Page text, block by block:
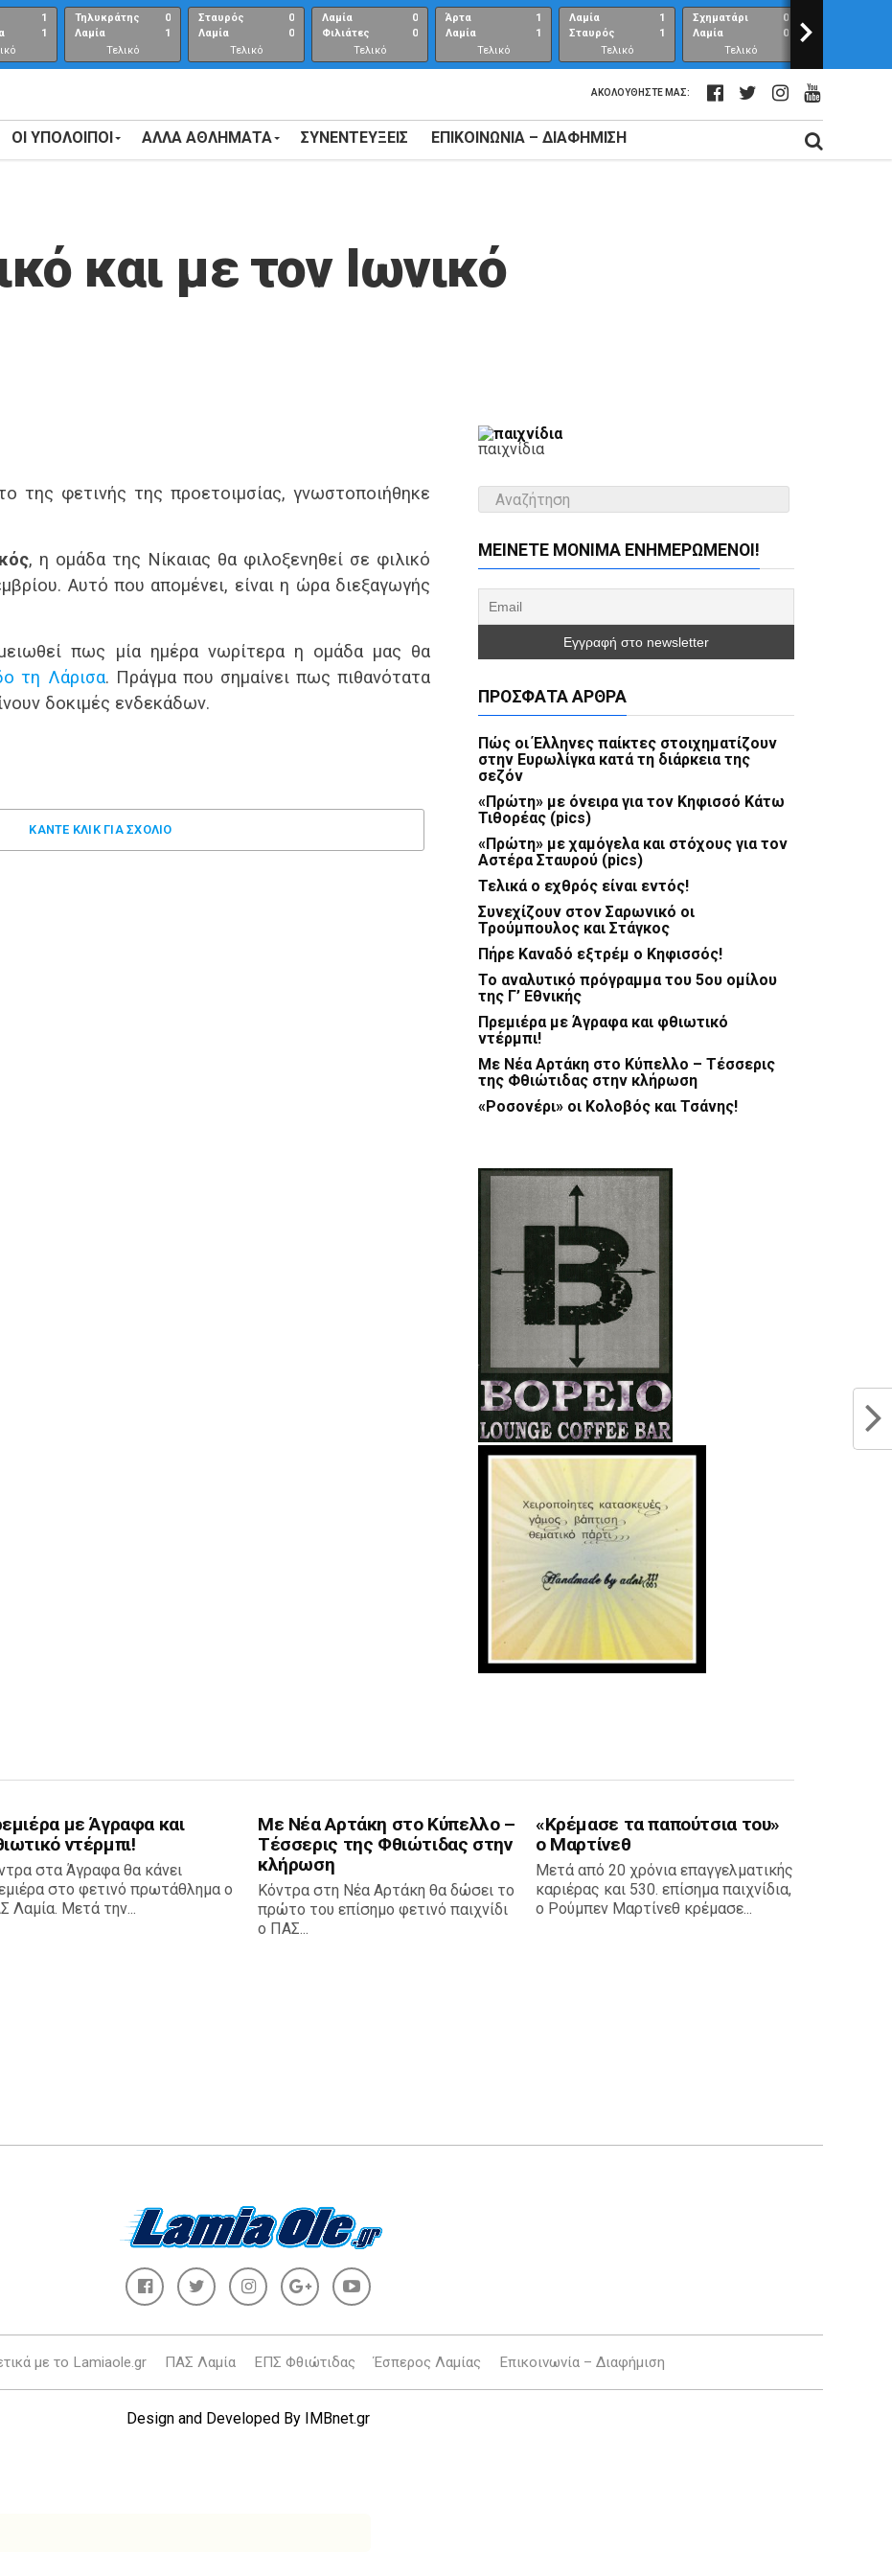
1
1
Τηλυκράτης
Λαμία
0
1
Τελικό
αποτέλεσμα
Σταυρός
Λαμία
0
0
Τελικό
αποτέλεσμα
Λαμία
Φιλιάτες
0
0
Τελικό
Αποτέλεσμα
Άρτα
Λαμία
1
1
Τελικό
αποτέλεσμα
Λαμία
Σταυρός
1
1
Τελικό
αποτέλεσμα
Σχηματάρι
Λαμία
0
0
Τελικό
αποτέλεσμα
>
ΑΚΟΛΟΥΘΉΣΤΕ ΜΑΣ:
ΟΙ ΥΠΟΛΟΙΠΟΙ ΑΛΛΑ ΑΘΛΗΜΑΤΑ ΣΥΝΕΝΤΕΎΞΕΙΣ ΕΠΙΚΟΙΝΩΝΊΑ – ΔΙΑΦΉΜΙΣΗ
και με τον Ιωνικό
της φετινής της προετοιμσίας, γνωστοποιήθηκε
, η ομάδα της Νίκαιας θα φιλοξενηθεί σε φιλικό
Αυτό που απομένει, είναι η ώρα διεξαγωγής
πως μία ημέρα νωρίτερα η ομάδα μας θα
τη Λάρισα. Πράγμα που σημαίνει πως πιθανότατα
δοκιμές ενδεκάδων.
ΚΑΝΤΕ ΚΛΊΚ ΓΙΑ ΣΧΌΛΙΟ
παιχνίδια
ΜΕΊΝΕΤΕ ΜΌΝΙΜΑ ΕΝΗΜΕΡΏΜΕΝΟΙ!
ΠΡΌΣΦΑΤΑ ΆΡΘΡΑ
Πώς οι Έλληνες παίκτες στοιχηματίζουν
στην Ευρωλίγκα κατά τη διάρκεια της
σεζόν
«Πρώτη» με όνειρα για τον Κηφισσό Κάτω
Τιθορέας (pics)
«Πρώτη» με χαμόγελα και στόχους για τον
Αστέρα Σταυρού (pics)
Τελικά ο εχθρός είναι εντός!
Συνεχίζουν στον Σαρωνικό οι
Τρούμπουλος και Στάγκος
Πήρε Καναδό εξτρέμ ο Κηφισσός!
Το αναλυτικό πρόγραμμα του 5ου ομίλου
της Γ’ Εθνικής
Πρεμιέρα με Άγραφα και φθιωτικό
ντέρμπι!
Με Νέα Αρτάκη στο Κύπελλο – Τέσσερις
της Φθιώτιδας στην κλήρωση
«Ροσονέρι» οι Κολοβός και Τσάνης!
με Άγραφα και
ντέρμπι!
στα Άγραφα θα κάνει
στο φετινό πρωτάθλημα ο
Λαμία. Μετά την...
Με Νέα Αρτάκη στο Κύπελλο –
Τέσσερις της Φθιώτιδας στην
κλήρωση
Κόντρα στη Νέα Αρτάκη θα δώσει το
πρώτο του επίσημο φετινό παιχνίδι
ο ΠΑΣ...
«Κρέμασε τα παπούτσια του»
ο Μαρτίνεθ
Μετά από 20 χρόνια επαγγελματικής
καριέρας και 530. επίσημα παιχνίδια,
ο Ρούμπεν Μαρτίνεθ κρέμασε...
με το Lamiaole.gr ΠΑΣ Λαμία ΕΠΣ Φθιώτιδας Έσπερος Λαμίας Επικοινωνία – Διαφήμιση
Design and Developed By IMBnet.gr